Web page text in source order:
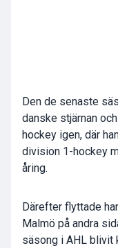
Den de senaste
danske stjärnan
hockey igen, där
division 1-hockey
åring.
Därefter flyttade
Malmö på andra
säsong i AHL blivit